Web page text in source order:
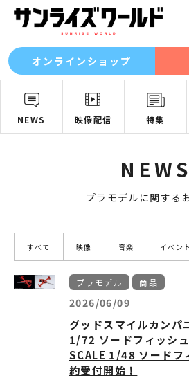
オンラインショップ
NEWS 映像配信 特集
NEWS
プラモデルに関する
すべて 映像 音楽 イベント
プラモデル 商品
2026/06/09
グッドスマイルカンパ
1/72 ソードフィッシ
SCALE 1/48 ソードフ
約受付開始！